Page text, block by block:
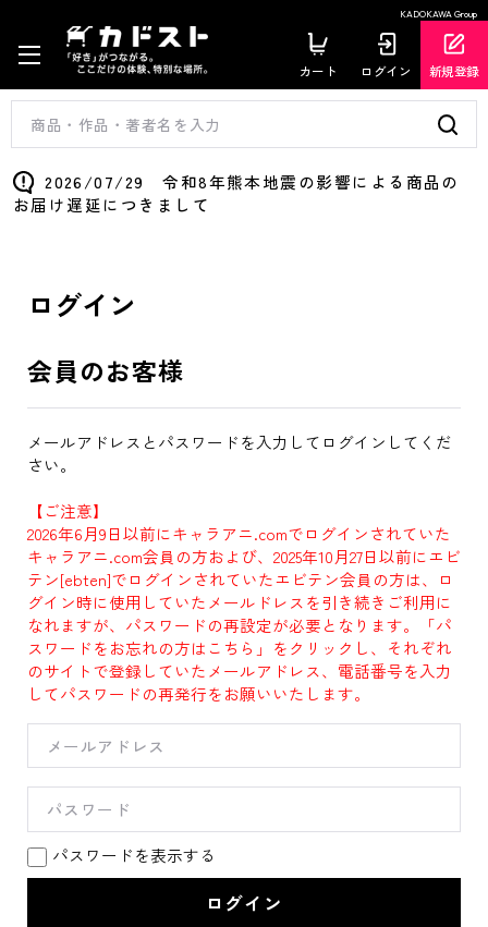
KADOKAWA Group
カート ログイン 新規登録
2026/07/29 令和8年熊本地震の影響による商品の
お届け遅延につきまして
ログイン
会員のお客様
メールアドレスとパスワードを入力してログインしてくだ
さい。
【ご注意】
2026年6月9日以前にキャラアニ.comでログインされていた
キャラアニ.com会員の方および、2025年10月27日以前にエビ
テン[ebten]でログインされていたエビテン会員の方は、ロ
グイン時に使用していたメールドレスを引き続きご利用に
なれますが、パスワードの再設定が必要となります。「パ
スワードをお忘れの方はこちら」をクリックし、それぞれ
のサイトで登録していたメールアドレス、電話番号を入力
してパスワードの再発行をお願いいたします。
パスワードを表示する